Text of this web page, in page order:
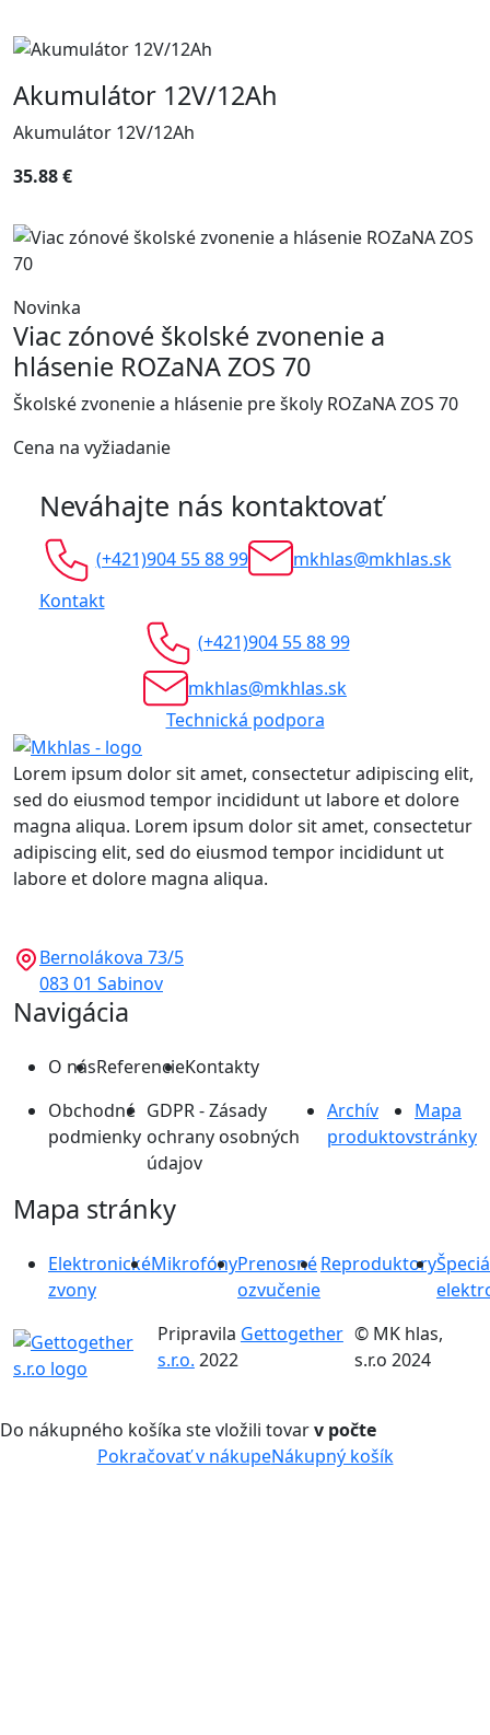
Akumulátor 12V/12Ah
Akumulátor 12V/12Ah
35.88 €
Novinka
Viac zónové školské zvonenie a
hlásenie ROZaNA ZOS 70
Školské zvonenie a hlásenie pre školy ROZaNA ZOS 70
Cena na vyžiadanie
Neváhajte nás kontaktovať
(+421)904 55 88 99
mkhlas@mkhlas.sk
Kontakt
(+421)904 55 88 99
mkhlas@mkhlas.sk
Technická podpora
Lorem ipsum dolor sit amet, consectetur adipiscing elit,
sed do eiusmod tempor incididunt ut labore et dolore
magna aliqua. Lorem ipsum dolor sit amet, consectetur
adipiscing elit, sed do eiusmod tempor incididunt ut
labore et dolore magna aliqua.
Bernolákova 73/5
083 01 Sabinov
Navigácia
O násReferencieKontakty
Obchodné
podmienky
GDPR - Zásady
ochrany osobných
údajov
Archív
produktov
Mapa
stránky
Mapa stránky
Elektronické
zvony
MikrofónyPrenosné
ozvučenie
Reproduktory
Pripravila Gettogether
s.r.o. 2022
© MK hlas,
s.r.o 2024
Do nákupného košíka ste vložili tovarv počte
Pokračovať v nákupeNákupný košík